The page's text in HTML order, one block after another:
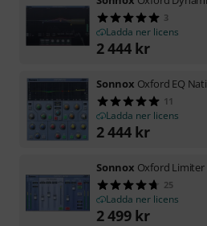
3
Ladda ner licens
2 444 kr
Sonnox Oxford EQ
11
Ladda ner licens
2 444 kr
Sonnox Oxford
25
Ladda ner licens
2 499 kr